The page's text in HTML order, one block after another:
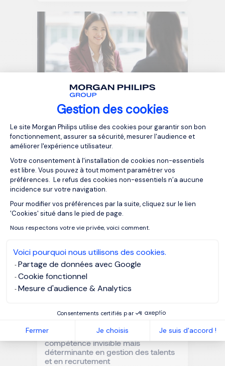
Gestion des cookies
Plateforme de Gestion du
Le site Morgan Philips utilise des cookies pour garantir son bon
fonctionnement, assurer sa sécurité, mesurer l'audience et
améliorer l'expérience utilisateur.
Votre consentement à l'installation de cookies non-essentiels
est libre. Vous pouvez à tout moment paramétrer vos
préférences. Le refus des cookies non-essentiels n’a aucune
incidence sur votre navigation.
Pour modifier vos préférences par la suite, cliquez sur le lien
'Cookies' situé dans le pied de page.
Nous respectons votre vie privée, voici comment.
Voici pourquoi nous utilisons des cookies.
Partage de données avec Google
Cookie fonctionnel
Mesure d'audience & Analytics
Consentements certifiés par
Fermer Je choisis Je suis d'accord !
Axeptio consent
Articles 27/01/2026
Salaires dans l’Assurance 2026 :
tensions du marché, mutations
métiers et leviers pour attirer les
talents clés
Articles 21/01/2026
Le regard inconditionnel positif : une
compétence invisible mais
déterminante en gestion des talents
et en recrutement